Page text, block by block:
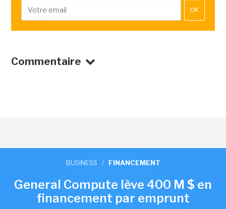
OK
Commentaire
BUSINESS / FINANCEMENT
General Compute lève 400 M $ en
financement par emprunt